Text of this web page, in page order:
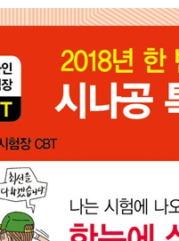
답
해설